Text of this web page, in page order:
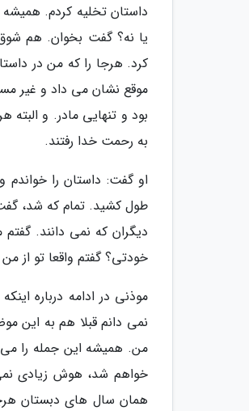
داستان تخلیه کردم.
یا نه؟ گفت بخوان. هم
کرد. هرجا را که من در
موقع نشان می داد و غیر
بود و تنهایی مادر. و
به رحمت خدا رفتند.
او گفت: داستان را
طول کشید. تمام که شد،
دیگران که نمی دانند.
خودتی؟ گفتم واقعا تو از
موذنی در ادامه درباره
نمی دانم قبلا هم به این
من. همیشه این جمله را
خواهم شد، هوش زیادی
همان سال های دبستان